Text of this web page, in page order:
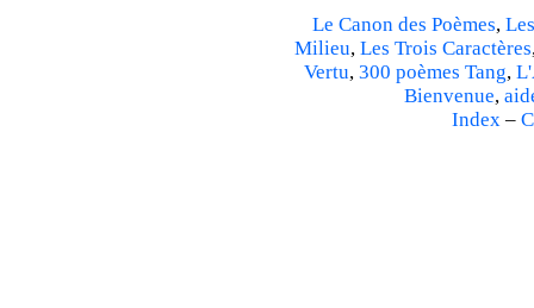
Le Canon des Poèmes,
Milieu, Les Trois Caractères
Vertu, 300 poèmes Tang,
Bienvenue,
Index –